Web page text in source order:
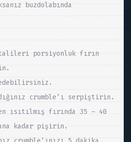
buzdolabında
porsiyonluk fırın
crumble’ı serpiştirin.
ısıtılmış fırında 35 – 40
kadar pişirin.